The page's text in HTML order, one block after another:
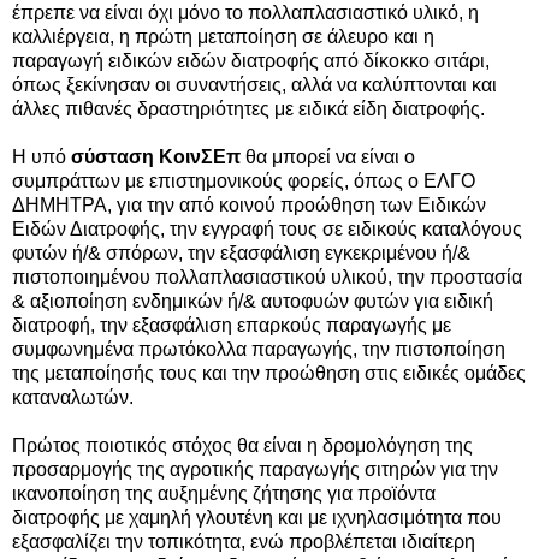
έπρεπε να είναι όχι μόνο το πολλαπλασιαστικό υλικό, η
καλλιέργεια, η πρώτη μεταποίηση σε άλευρο και η
παραγωγή ειδικών ειδών διατροφής από δίκοκκο σιτάρι,
όπως ξεκίνησαν οι συναντήσεις, αλλά να καλύπτονται και
άλλες πιθανές δραστηριότητες με ειδικά είδη διατροφής.
Η υπό σύσταση ΚοινΣΕπ θα μπορεί να είναι ο
συμπράττων με επιστημονικούς φορείς, όπως ο ΕΛΓΟ
ΔΗΜΗΤΡΑ, για την από κοινού προώθηση των Ειδικών
Ειδών Διατροφής, την εγγραφή τους σε ειδικούς καταλόγους
φυτών ή/& σπόρων, την εξασφάλιση εγκεκριμένου ή/&
πιστοποιημένου πολλαπλασιαστικού υλικού, την προστασία
& αξιοποίηση ενδημικών ή/& αυτοφυών φυτών για ειδική
διατροφή, την εξασφάλιση επαρκούς παραγωγής με
συμφωνημένα πρωτόκολλα παραγωγής, την πιστοποίηση
της μεταποίησής τους και την προώθηση στις ειδικές ομάδες
καταναλωτών.
Πρώτος ποιοτικός στόχος θα είναι η δρομολόγηση της
προσαρμογής της αγροτικής παραγωγής σιτηρών για την
ικανοποίηση της αυξημένης ζήτησης για προϊόντα
διατροφής με χαμηλή γλουτένη και με ιχνηλασιμότητα που
εξασφαλίζει την τοπικότητα, ενώ προβλέπεται ιδιαίτερη